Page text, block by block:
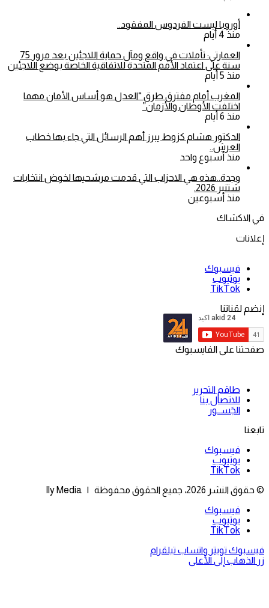
أوروبا ليست الفردوس المفقود..
منذ 4 أيام
العمارتي: تأملات في واقع ومآل حماية اللاجئين بعد مرور 75
سنة على اعتماد الأمم المتحدة للاتفاقية الخاصة بوضع اللاجئين
منذ 5 أيام
المغرب أمام مفترق طرق “العدل هو أساس الأمان مهما
اختلفت الأوطان والأزمان”
منذ 6 أيام
الدكتور هشام كزوط يبرز أهم الرسائل التي جاء بها خطاب
العرش..
منذ أسبوع واحد
وجدة..هذه هي الاحزاب التي قدمت مرشحيها لخوض انتخابات
شتنبر 2026.
منذ أسبوعين
في الاكشاك
إعلانات
فيسبوك
يوتيوب
‫TikTok
إنضم لقناتنا
صفحتنا على الفايسبوك
طاقم التحرير
للاتصال بنا
الجَســور
تابعنا
فيسبوك
يوتيوب
‫TikTok
© حقوق النشر 2026، جميع الحقوق محفوظة | Ily Media
فيسبوك
يوتيوب
‫TikTok
فيسبوك تويتر واتساب تيلقرام
زر الذهاب إلى الأعلى